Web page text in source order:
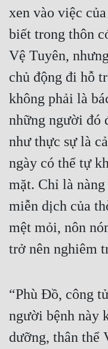
xen vào việc
biết trong thôn
Vệ Tuyên,
chủ động đi hỗ
không phải là
những người đó
như thực sự là
ngày có thể tự
mặt. Chỉ là nàng
miễn dịch của
mệt mỏi, nôn
trở nên nghiêm
“Phù Đồ, công
người bệnh này
dưỡng, thân thể